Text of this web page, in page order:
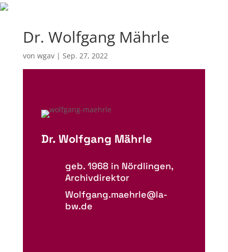
Dr. Wolfgang Mährle
von wgav| Sep. 27, 2022
Dr. Wolfgang Mährle
geb. 1968 in Nördlingen,
Archivdirektor
Wolfgang.maehrle@la-
bw.de